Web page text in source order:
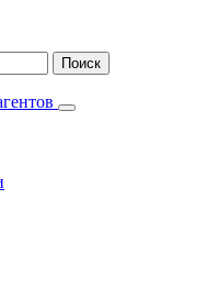
Поиск